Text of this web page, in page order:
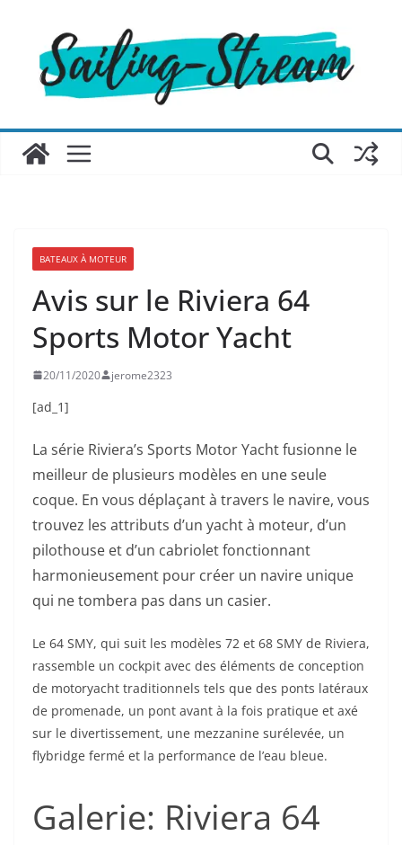
contenu
BATEAUX À MOTEUR
Avis sur le Riviera 64
Sports Motor Yacht
20/11/2020 jerome2323
[ad_1]
La série Riviera’s Sports Motor Yacht fusionne le
meilleur de plusieurs modèles en une seule
coque. En vous déplaçant à travers le navire, vous
trouvez les attributs d’un yacht à moteur, d’un
pilothouse et d’un cabriolet fonctionnant
harmonieusement pour créer un navire unique
qui ne tombera pas dans un casier.
Le 64 SMY, qui suit les modèles 72 et 68 SMY de Riviera,
rassemble un cockpit avec des éléments de conception
de motoryacht traditionnels tels que des ponts latéraux
de promenade, un pont avant à la fois pratique et axé
sur le divertissement, une mezzanine surélevée, un
flybridge fermé et la performance de l’eau bleue.
Galerie: Riviera 64